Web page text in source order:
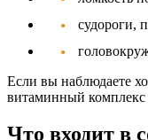
судороги,
Если вы наблюдаете
витаминный комплекс
Что входит в